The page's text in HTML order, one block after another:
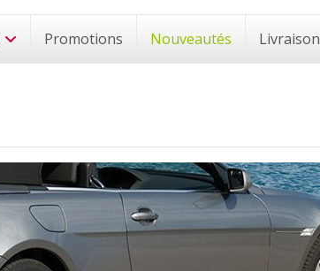
Promotions Nouveautés Livraison